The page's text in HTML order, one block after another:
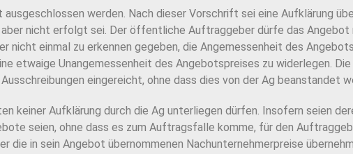
werden. Nach dieser Vorschrift sei eine Aufklärung
nicht erfolgt sei. Der öffentliche Auftraggeber dürfe das Angebot
nicht einmal zu erkennen gegeben, die Angemessenheit des
etwaige Unangemessenheit des Angebotspreises zu widerlegen. Die
eingereicht, ohne dass dies von der Ag beanstandet
keiner Aufklärung durch die Ag unterliegen dürfen. Insofern seien
seien, ohne dass es zum Auftragsfalle komme, für den
die in sein Angebot übernommenen Nachunternehmerpreise